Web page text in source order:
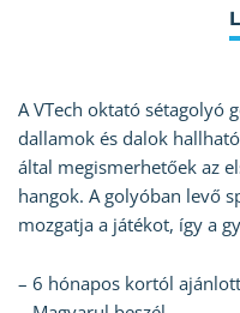
A VTech oktató sétagolyó
dallamok és dalok
által megismerhetőek az
hangok. A golyóban levő
mozgatja a játékot, így a
– 6 hónapos kortól ajánlott